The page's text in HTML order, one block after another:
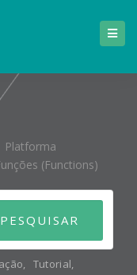
Platforma
(functions)
, Tutorial,